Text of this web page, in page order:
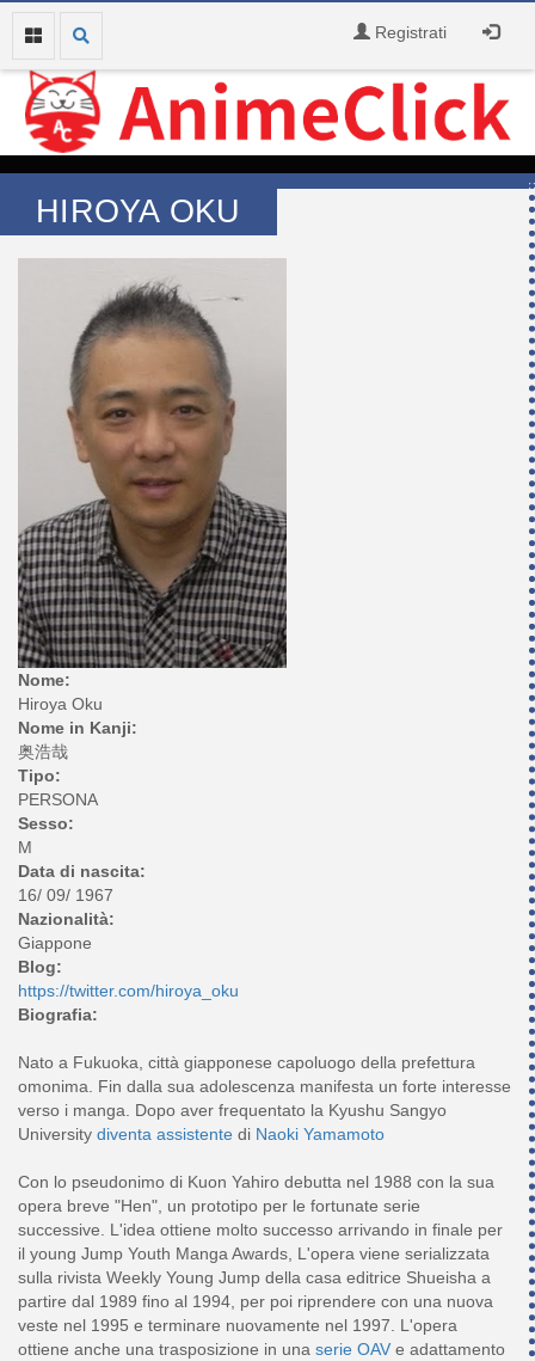
Registrati
HIROYA OKU
Nome:
Hiroya Oku
Nome in Kanji:
奥浩哉
Tipo:
PERSONA
Sesso:
M
Data di nascita:
16/ 09/ 1967
Nazionalità:
Giappone
Blog:
https://twitter.com/hiroya_oku
Biografia:
Nato a Fukuoka, città giapponese capoluogo della prefettura
omonima. Fin dalla sua adolescenza manifesta un forte interesse
verso i manga. Dopo aver frequentato la Kyushu Sangyo
University diventa assistente di Naoki Yamamoto
Con lo pseudonimo di Kuon Yahiro debutta nel 1988 con la sua
opera breve "Hen", un prototipo per le fortunate serie
successive. L'idea ottiene molto successo arrivando in finale per
il young Jump Youth Manga Awards, L'opera viene serializzata
sulla rivista Weekly Young Jump della casa editrice Shueisha a
partire dal 1989 fino al 1994, per poi riprendere con una nuova
veste nel 1995 e terminare nuovamente nel 1997. L'opera
ottiene anche una trasposizione in una serie OAV e adattamento